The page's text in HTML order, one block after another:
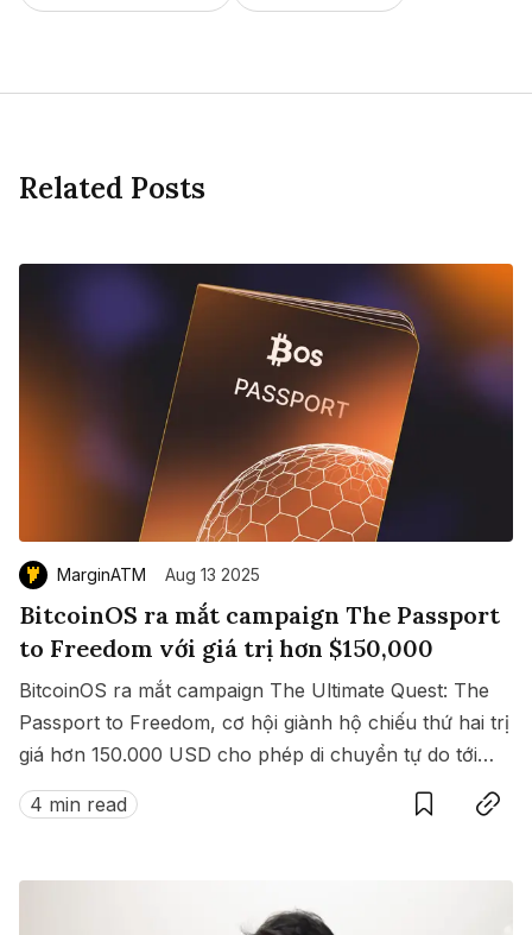
Related Posts
MarginATM Aug 13 2025
BitcoinOS ra mắt campaign The Passport
to Freedom với giá trị hơn $150,000
BitcoinOS ra mắt campaign The Ultimate Quest: The
Passport to Freedom, cơ hội giành hộ chiếu thứ hai trị
giá hơn 150.000 USD cho phép di chuyển tự do tới
hàng loạt quốc gia không cần visa.
4 min read
SaveCopy link